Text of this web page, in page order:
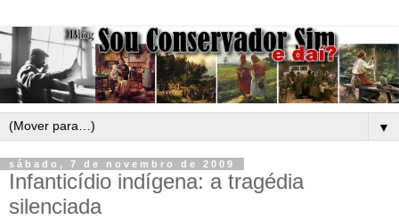
▼
sábado, 7 de novembro de 2009
Infanticídio indígena: a tragédia
silenciada